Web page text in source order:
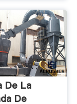
De La
De